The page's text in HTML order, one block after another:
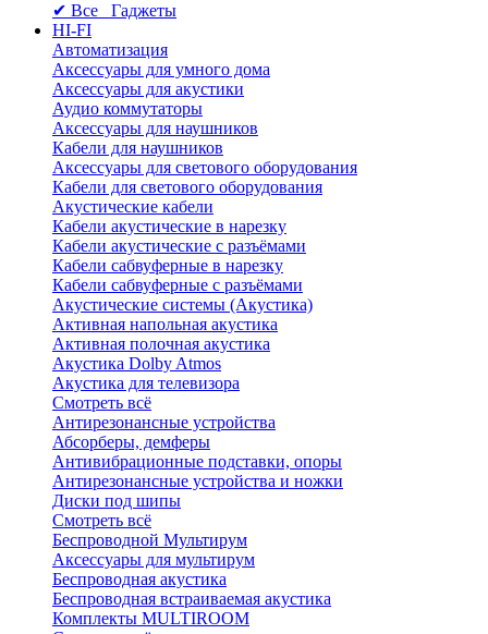
✔ Все Гаджеты
HI-FI
Автоматизация
Аксессуары для умного дома
Аксессуары для акустики
Аудио коммутаторы
Аксессуары для наушников
Кабели для наушников
Аксессуары для светового оборудования
Кабели для светового оборудования
Акустические кабели
Кабели акустические в нарезку
Кабели акустические с разъёмами
Кабели сабвуферные в нарезку
Кабели сабвуферные с разъёмами
Акустические системы (Акустика)
Активная напольная акустика
Активная полочная акустика
Акустика Dolby Atmos
Акустика для телевизора
Смотреть всё
Антирезонансные устройства
Абсорберы, демферы
Антивибрационные подставки, опоры
Антирезонансные устройства и ножки
Диски под шипы
Смотреть всё
Беспроводной Мультирум
Аксессуары для мультирум
Беспроводная акустика
Беспроводная встраиваемая акустика
Комплекты MULTIROOM